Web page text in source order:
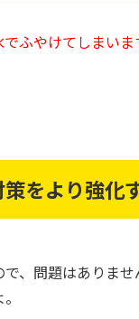
ふやけてしまい
をより強化
、問題はありま